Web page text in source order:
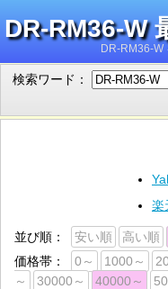
DR-RM36-W
DR-RM36-W
検索ワード：
楽
並び順： 安い順 高い順
価格帯：
0～ 1000～
～
30000～ 40000～